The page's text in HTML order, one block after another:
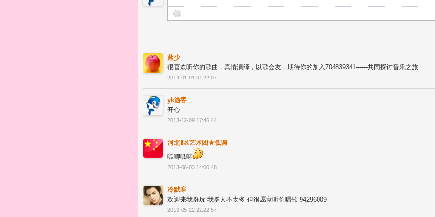
蓝少
很喜欢听你的歌曲，真情演绎，以歌会友，期待你的加入704839341------共同探讨音乐之旅
2014-01-01 01:22:07
yk游客
开心
2013-12-09 17:46:44
河北Ⅱ区艺术团★低调
呱唧呱唧
2013-06-03 14:00:48
冷默寒
欢迎来我群玩 我群人不太多 但很愿意听你唱歌 94296009
2013-05-22 22:22:57